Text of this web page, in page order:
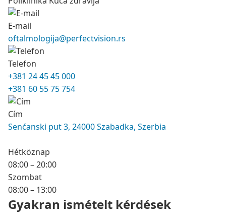
E-mail
oftalmologija@perfectvision.rs
Telefon
+381 24 45 45 000
+381 60 55 75 754
Cím
Senćanski put 3, 24000 Szabadka, Szerbia
Hétköznap
08:00 – 20:00
Szombat
08:00 – 13:00
Gyakran ismételt kérdések